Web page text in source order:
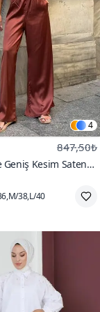
4
847,50₺
Geniş Kesim Saten
38,L/40